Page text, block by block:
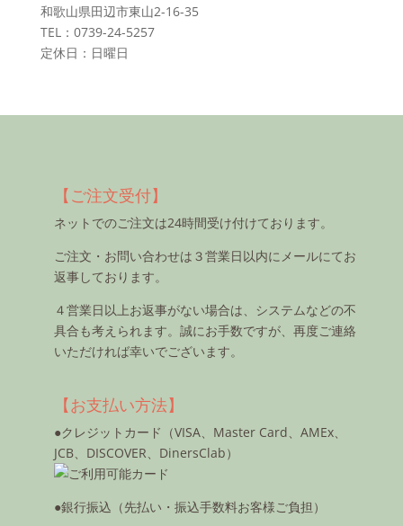
和歌山県田辺市東山2-16-35
TEL：0739-24-5257
定休日：日曜日
【ご注文受付】
ネットでのご注文は24時間受け付けております。
ご注文・お問い合わせは３営業日以内にメールにてお
返事しております。
４営業日以上お返事がない場合は、システムなどの不
具合も考えられます。誠にお手数ですが、再度ご連絡
いただければ幸いでございます。
【お支払い方法】
●クレジットカード（VISA、Master Card、AMEx、
JCB、DISCOVER、DinersClab）
●銀行振込（先払い・振込手数料お客様ご負担）